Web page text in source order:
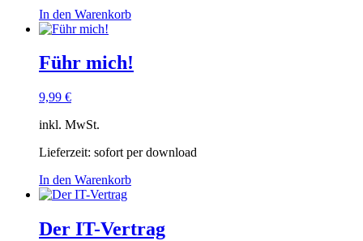
In den Warenkorb
Führ mich!
9,99 €
inkl. MwSt.
Lieferzeit: sofort per download
In den Warenkorb
Der IT-Vertrag